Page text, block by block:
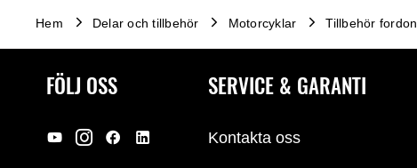
Hem Delar och tillbehör Motorcyklar Tillbehör fordon
FÖLJ OSS SERVICE & GARANTI
Kontakta oss